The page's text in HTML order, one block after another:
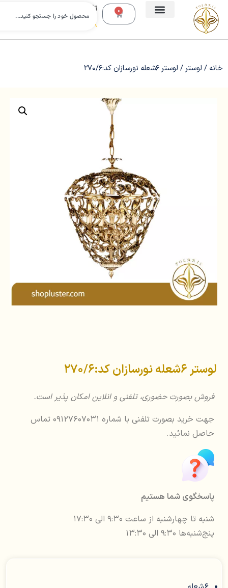
0 تلفن
تماس:
09112988638
خانه / لوستر / لوستر 6شعله نورسازان کد:270/6
لوستر 6شعله نورسازان کد:270/6
فروش بصورت حضوری، تلفنی و انلاین امکان پذیر است.
جهت خرید بصورت تلفنی با شماره 09127607031 تماس
حاصل نمائید.
پاسخگوی شما هستیم
شنبه تا چهارشنبه از ساعت ۹:۳۰ الی ۱۷:۳۰
پنج‌شنبه‌ها ۹:۳۰ الی ۱۳:۳۰